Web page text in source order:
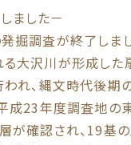
ました－
掘調査が終了しま
大沢川が形成した
れ、縄文時代後期
成23年度調査地の
が確認され、19基